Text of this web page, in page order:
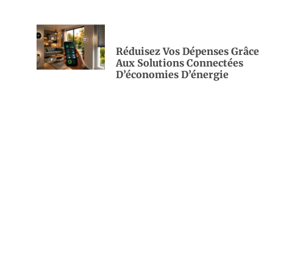
Réduisez Vos Dépenses Grâce
Aux Solutions Connectées
D’économies D’énergie